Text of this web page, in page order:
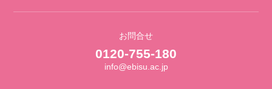
お問合せ
0120-755-180
info@ebisu.ac.jp